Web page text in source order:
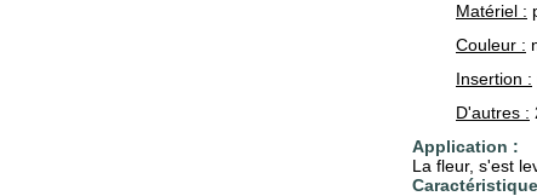
Matériel :
Couleur :
Insertion :
D'autres :
Application :
La fleur, s'est